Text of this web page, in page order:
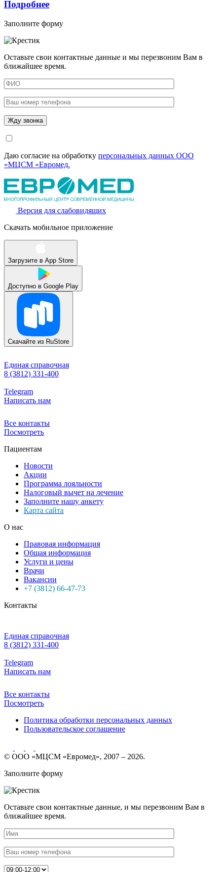
Подробнее
Заполните форму
Оставьте свои контактные данные и мы перезвоним Вам в
ближайшее время.
Даю согласие на обработку персональных данных ООО
«МЦСМ «Евромед.
Версия для слабовидящих
Скачать мобильное приложение
Загрузите в App Store
Доступно в Google Play
Скачайте из RuStore
Единая справочная
8 (3812) 331-400
Telegram
Написать нам
Все контакты
Посмотреть
Пациентам
Новости
Акции
Программа лояльности
Налоговый вычет на лечение
Заполните нашу анкету
Карта сайта
О нас
Правовая информация
Общая информация
Услуги и цены
Врачи
Вакансии
+7 (3812) 66-47-73
Контакты
Единая справочная
8 (3812) 331-400
Telegram
Написать нам
Все контакты
Посмотреть
Политика обработки персональных данных
Пользовательское соглашение
© ООО «МЦСМ «Евромед», 2007 – 2026.
Заполните форму
Оставьте свои контактные данные, и мы перезвоним Вам в
ближайшее время.